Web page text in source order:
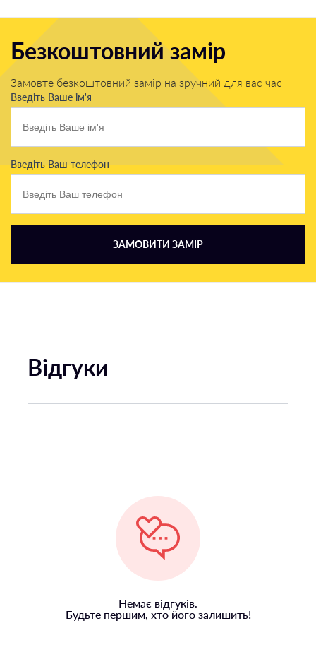
Безкоштовний замір
Замовте безкоштовний замір на зручний для вас час
Введіть Ваше ім'я
Введіть Ваш телефон
ЗАМОВИТИ ЗАМІР
Відгуки
Немає відгуків.
Будьте першим, хто його залишить!